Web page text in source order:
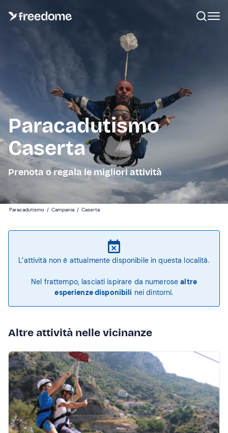
Paracadutismo
Caserta
Prenota o regala le migliori attività
Paracadutismo / Campania / Caserta
L’attività non è attualmente disponibile in questa località.
Nel frattempo, lasciati ispirare da numerosealtre
esperienze disponibili nei dintorni.
Altre attività nelle vicinanze